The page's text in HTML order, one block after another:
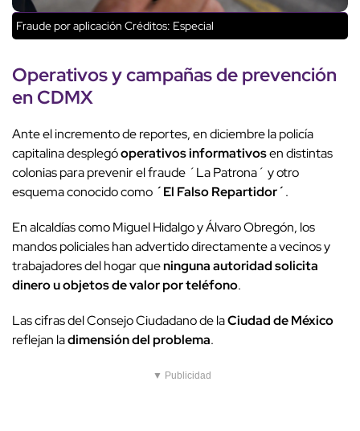
Fraude por aplicación Créditos: Especial
Operativos y campañas de prevención
en CDMX
Ante el incremento de reportes, en diciembre la policía
capitalina desplegóoperativos informativosen distintas
colonias para prevenir el fraude ´La Patrona´ y otro
esquema conocido como ´El Falso Repartidor´.
En alcaldías como Miguel Hidalgo y Álvaro Obregón, los
mandos policiales han advertido directamente a vecinos y
trabajadores del hogar queninguna autoridad solicita
dinero u objetos de valor por teléfono.
Las cifras del Consejo Ciudadano de laCiudad de México
reflejan ladimensión del problema.
▼ Publicidad